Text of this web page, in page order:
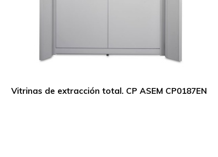
Vitrinas de extracción total. CP ASEM CP0187EN